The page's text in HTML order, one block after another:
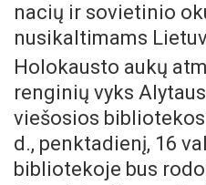
nacių ir sovietinio
nusikaltimams
Holokausto aukų
renginių vyks
viešosios
d., penktadienį, 16
bibliotekoje bus